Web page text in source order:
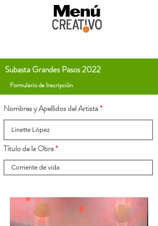
Subasta Grandes Pasos 2022
Formulario de Inscripción
Nombres y Apellidos del Artista
Título de la Obra